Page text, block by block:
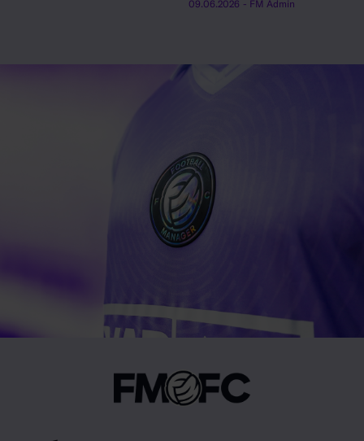
09.06.2026 - FM Admin